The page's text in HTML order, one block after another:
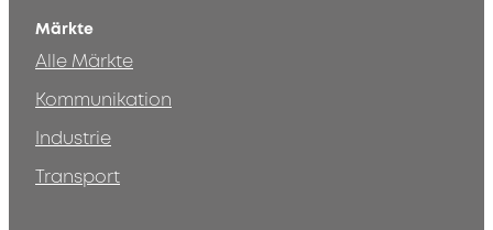
Märkte
Alle Märkte
Kommunikation
Industrie
Transport